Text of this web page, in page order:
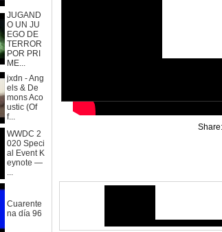
JUGAND
O UN JU
EGO DE
TERROR
POR PRI
ME...
jxdn - Ang
els & De
mons Aco
ustic (Of
f...
WWDC 2
020 Speci
al Event K
eynote —
...
Cuarente
na día 96
Share: